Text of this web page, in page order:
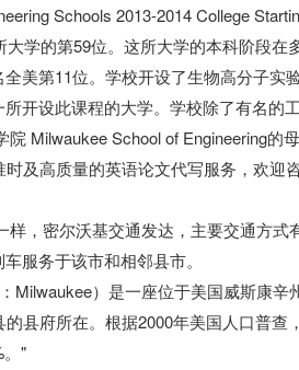
Schools 2013-2014 College
学的第59位。这所大学的本科阶段
美第11位。学校开设了生物高分子
开设此课程的大学。学校除了有名的
院 Milwaukee School of Engineering
及高质量的英语论文代写服务，欢迎
样，密尔沃基交通发达，主要交通方
服务于该市和相邻县市。
Milwaukee）是一座位于美国威斯康
县府所在。根据2000年美国人口普
。"